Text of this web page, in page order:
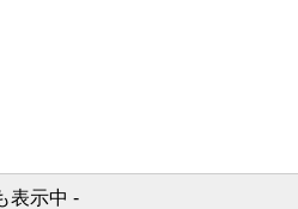
表示中 -